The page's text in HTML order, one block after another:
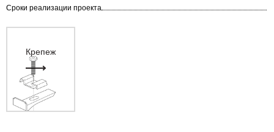
Сроки реализации проекта
Крепеж